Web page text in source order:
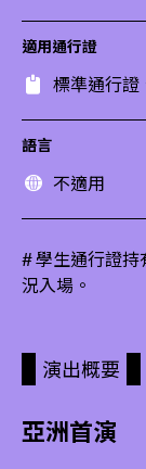
適用通行證
標準通行證
語言
不適用
# 學生通行證
況入場。
演出概要
亞洲首演